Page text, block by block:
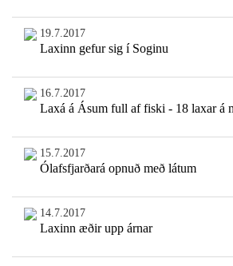
19.7.2017
Laxinn gefur sig í Soginu
16.7.2017
Laxá á Ásum full af fiski - 18 laxar á
15.7.2017
Ólafsfjarðará opnuð með látum
14.7.2017
Laxinn æðir upp árnar